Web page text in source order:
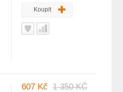
Koupit
607 Kč 1 350 KČ